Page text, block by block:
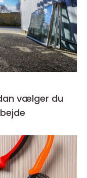
vælger du